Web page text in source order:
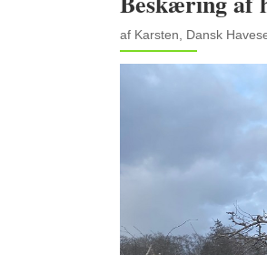
af Karsten, Dansk